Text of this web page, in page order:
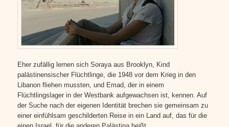
Eher zufällig lernen sich Soraya aus Brooklyn, Kind
palästinensischer Flüchtlinge, die 1948 vor dem Krieg in den
Libanon fliehen mussten, und Emad, der in einem
Flüchtlingslager in der Westbank aufgewachsen ist, kennen. Auf
der Suche nach der eigenen Identität brechen sie gemeinsam zu
einer einfühlsam geschilderten Reise in ein Land auf, das für die